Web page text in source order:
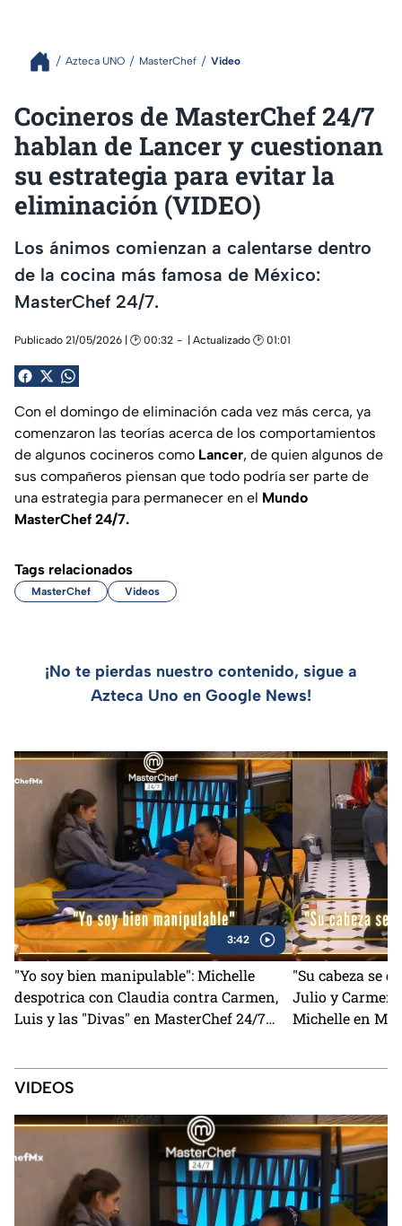
Azteca UNO MasterChef Video
Cocineros de MasterChef 24/7
hablan de Lancer y cuestionan
su estrategia para evitar la
eliminación (VIDEO)
Los ánimos comienzan a calentarse dentro
de la cocina más famosa de México:
MasterChef 24/7.
Publicado 21/05/2026 | 🕑 00:32 | Actualizado 🕑 01:01
Con el domingo de eliminación cada vez más cerca, ya
comenzaron las teorías acerca de los comportamientos
de algunos cocineros como Lancer, de quien algunos de
sus compañeros piensan que todo podría ser parte de
una estrategia para permanecer en el Mundo
MasterChef 24/7.
Tags relacionados
MasterChef Videos
¡No te pierdas nuestro contenido, sigue a
Azteca Uno en Google News!
3:42
"Yo soy bien manipulable": Michelle
despotrica con Claudia contra Carmen,
Luis y las "Divas" en MasterChef 24/7
"Su cabeza se
Julio y Carmen
Michelle en
VIDEOS